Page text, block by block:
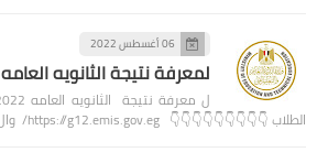
06 أغسطس 2022
لمعرفة نتيجة الثانويه العامه 2022 /شيفاتايمز
الطلاب 👇👇👇👇👇👇👇👇👇 https://g12.emis.gov.eg/ وال…